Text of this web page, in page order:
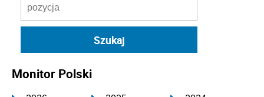
Monitor Polski